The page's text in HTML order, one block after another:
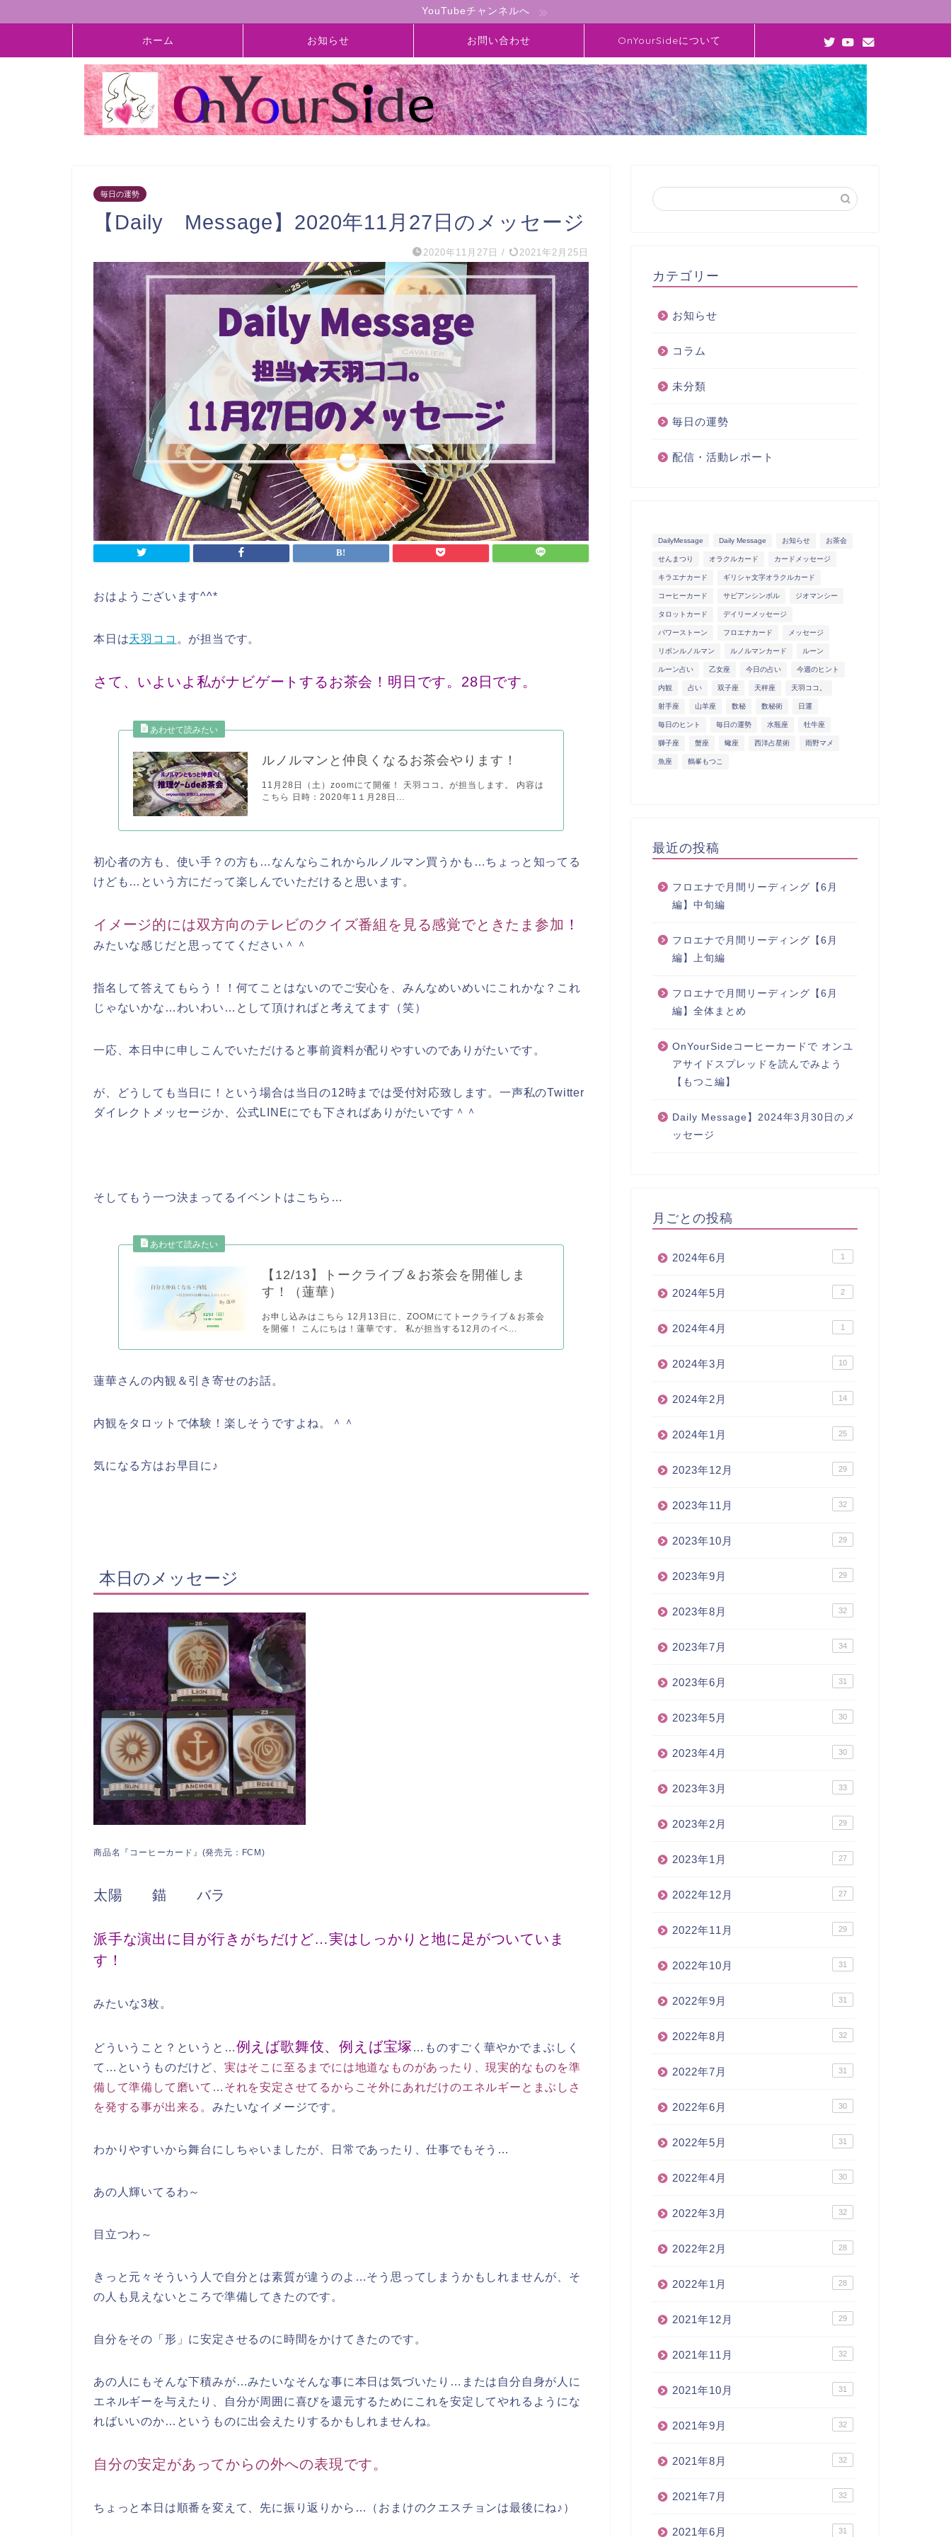
YouTubeチャンネルへ
ホーム お知らせ お問い合わせ OnYourSideについて
毎日の運勢
【Daily Message】2020年11月27日のメッセージ
2020年11月27日 / 2021年2月25日
おはようございます^^*
本日は天羽ココ 。が担当です。
さて、いよいよ私がナビゲートするお茶会！明日です。28日です。
ルノルマンと仲良くなるお茶会やります！
11月28日（土）zoomにて開催！ 天羽ココ。が担当します。 内容は
こちら 日時：2020年1１月28日...
初心者の方も、使い手？の方も…なんならこれからルノルマン買うかも…ちょっと知ってる
けども…という方にだって楽しんでいただけると思います。
イメージ的には双方向のテレビのクイズ番組を見る感覚でときたま参加 ！
みたいな感じだと思っててください＾＾
指名して答えてもらう！！何てことはないのでご安心を、みんなめいめいにこれかな？これ
じゃないかな…わいわい…として頂ければと考えてます（笑）
一応、本日中に申しこんでいただけると事前資料が配りやすいのでありがたいです。
が、どうしても当日に！という場合は当日の12時までは受付対応致します。一声私のTwitter
ダイレクトメッセージか、公式LINEにでも下さればありがたいです＾＾
そしてもう一つ決まってるイベントはこちら…
【12/13】トークライブ＆お茶会を開催しま
す！（蓮華）
お申し込みはこちら 12月13日に、ZOOMにてトークライブ＆お茶会
を開催！ こんにちは！蓮華です。 私が担当する12月のイベ...
蓮華さんの内観＆引き寄せのお話。
内観をタロットで体験！楽しそうですよね。＾＾
気になる方はお早目に♪
本日のメッセージ
商品名『コーヒーカード』(発売元：FCM)
太陽 錨 バラ
派手な演出に目が行きがちだけど…実はしっかりと地に足がついていま
す！
みたいな3枚。
どういうこと？というと…例えば歌舞伎、例えば宝塚 …ものすごく華やかでまぶしく
て…というものだけど、 実はそこに至るまでには地道なものがあったり、現実的なものを準
備して準備して磨いて…それを安定させてるからこそ外にあれだけのエネルギーとまぶしさ
を発する事が出来る。 みたいなイメージです。
わかりやすいから舞台にしちゃいましたが、日常であったり、仕事でもそう…
あの人輝いてるわ～
目立つわ～
きっと元々そういう人で自分とは素質が違うのよ…そう思ってしまうかもしれませんが、そ
の人も見えないところで準備してきたのです。
自分をその「形」に安定させるのに時間をかけてきたのです。
あの人にもそんな下積みが…みたいなそんな事に本日は気づいたり…または自分自身が人に
エネルギーを与えたり、自分が周囲に喜びを還元するためにこれを安定してやれるようにな
ればいいのか…というものに出会えたりするかもしれませんね。
自分の安定があってからの外への表現です。
ちょっと本日は順番を変えて、先に振り返りから…（おまけのクエスチョンは最後にね♪）
カテゴリー
お知らせ
コラム
未分類
毎日の運勢
配信・活動レポート
DailyMessage Daily Message お知らせ お茶会
せんまつり オラクルカード カードメッセージ
キラエナカード ギリシャ文字オラクルカード
コーヒーカード サビアンシンボル ジオマンシー
タロットカード デイリーメッセージ
パワーストーン フロエナカード メッセージ
リボンルノルマン ルノルマンカード ルーン
ルーン占い 乙女座 今日の占い 今週のヒント
内観 占い 双子座 天秤座 天羽ココ。
射手座 山羊座 数秘 数秘術 日運
毎日のヒント 毎日の運勢 水瓶座 牡牛座
獅子座 蟹座 蠍座 西洋占星術 雨野マメ
魚座 鶴峯もつこ
最近の投稿
フロエナで月間リーディング【6月
編】中旬編
フロエナで月間リーディング【6月
編】上旬編
フロエナで月間リーディング【6月
編】全体まとめ
OnYourSideコーヒーカードで オンユ
アサイドスプレッドを読んでみよう
【もつこ編】
Daily Message】2024年3月30日のメ
ッセージ
月ごとの投稿
2024年6月 1
2024年5月 2
2024年4月 1
2024年3月 10
2024年2月 14
2024年1月 25
2023年12月 29
2023年11月 32
2023年10月 29
2023年9月 29
2023年8月 32
2023年7月 34
2023年6月 31
2023年5月 30
2023年4月 30
2023年3月 33
2023年2月 29
2023年1月 27
2022年12月 27
2022年11月 29
2022年10月 31
2022年9月 31
2022年8月 32
2022年7月 31
2022年6月 30
2022年5月 31
2022年4月 30
2022年3月 32
2022年2月 28
2022年1月 28
2021年12月 29
2021年11月 32
2021年10月 31
2021年9月 32
2021年8月 32
2021年7月 32
2021年6月 31